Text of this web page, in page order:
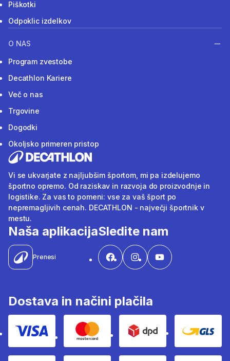
Piškotki
Odpoklic izdelkov
O NAS
Program zvestobe
Decathlon Kariere
Več o nas
Trgovine
Dogodki
Okoljsko primeren pristop
Vi se ukvarjate z najljubšim športom, mi pa izdelujemo
športno opremo. Od raziskav in razvoja do proizvodnje in
logistike. Za vas to pomeni: vse za vaš šport po
nepremagljivih cenah. DECATHLON - največji športnik v
mestu.
Naša aplikacija
Prenesi
Sledite nam
Dostava in načini plačila
Visa Mastercard Dpd Gls